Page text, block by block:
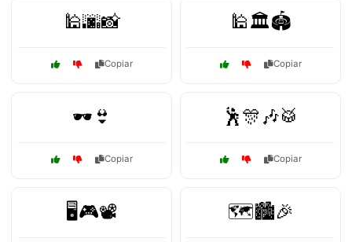
🕌🌆📸
Copiar
🕌🏛️🏟️
Copiar
🕶️👙
Copiar
🕺🎊🎶🥁
Copiar
🖥️🎮📽️ 🗺️🏙️🎉